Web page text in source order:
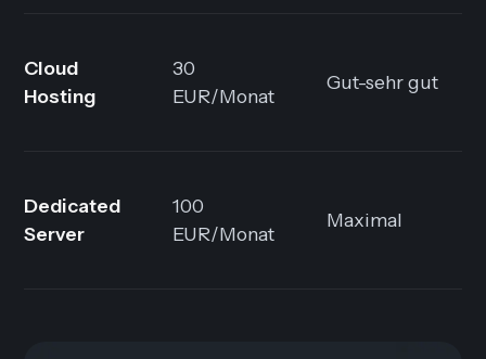
Cloud
Hosting
30
EUR/Monat
Gut-sehr gut
Dedicated
Server
100
EUR/Monat
Maximal